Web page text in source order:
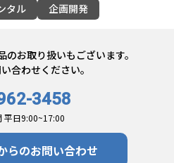
タル 企画開発
お取り扱いもございます。
合わせください。
3458
平日9:00~17:00
らのお問い合わせ